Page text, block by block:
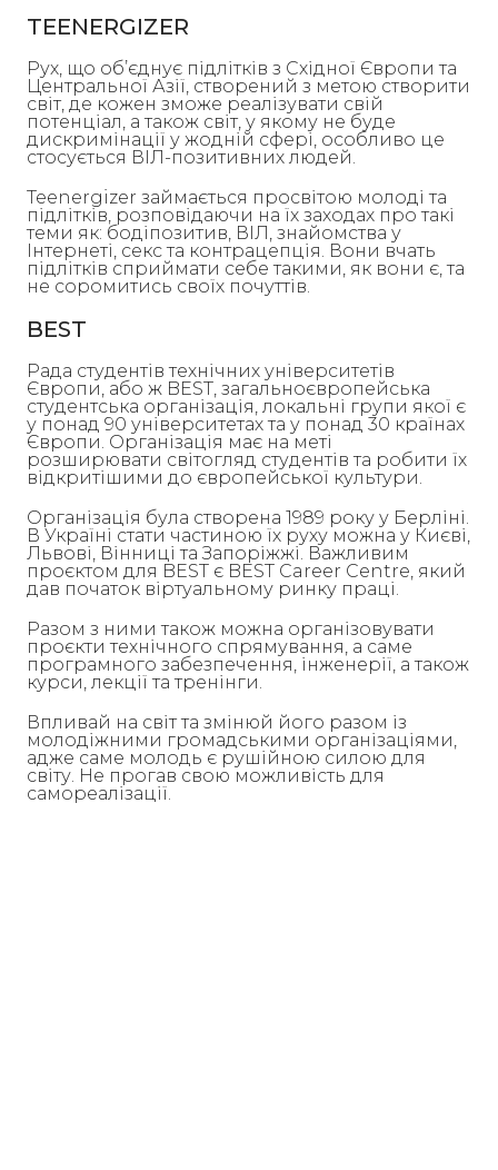
TEENERGIZER
Рух, що об’єднує підлітків з Східної Європи та
Центральної Азії, створений з метою створити
світ, де кожен зможе реалізувати свій
потенціал, а також світ, у якому не буде
дискримінації у жодній сфері, особливо це
стосується ВІЛ-позитивних людей.
Teenergizer займається просвітою молоді та
підлітків, розповідаючи на їх заходах про такі
теми як: бодіпозитив, ВІЛ, знайомства у
Інтернеті, секс та контрацепція. Вони вчать
підлітків сприймати себе такими, як вони є, та
не соромитись своїх почуттів.
BEST
Рада студентів технічних університетів
Європи, або ж BEST, загальноєвропейська
студентська організація, локальні групи якої є
у понад 90 університетах та у понад 30 країнах
Європи. Організація має на меті
розширювати світогляд студентів та робити їх
відкритішими до європейської культури.
Організація була створена 1989 року у Берліні.
В Україні стати частиною їх руху можна у Києві,
Львові, Вінниці та Запоріжжі. Важливим
проєктом для BEST є BEST Career Centre, який
дав початок віртуальному ринку праці.
Разом з ними також можна організовувати
проєкти технічного спрямування, а саме
програмного забезпечення, інженерії, а також
курси, лекції та тренінги.
Впливай на світ та змінюй його разом із
молодіжними громадськими організаціями,
адже саме молодь є рушійною силою для
світу. Не прогав свою можливість для
самореалізації.